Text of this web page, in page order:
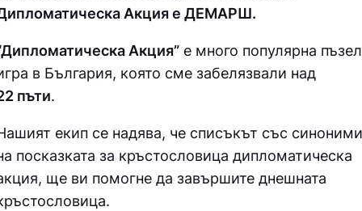
Акция е ДEМAPШ.
Акция” е много популярна пъзел
в България, която сме забелязвали над
пъти.
екип се надява, че списъкът със синоними
посказката за кръстословица дипломатическа
ще ви помогне да завършите днешната